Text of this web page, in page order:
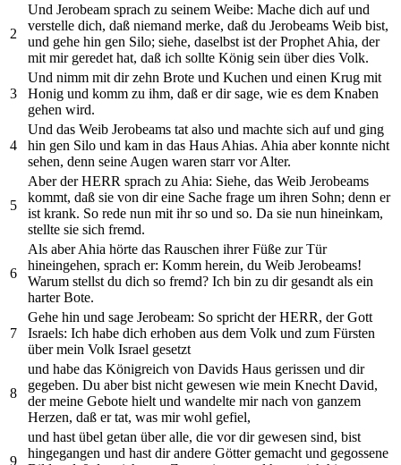
2
Und Jerobeam sprach zu seinem Weibe: Mache dich auf und
verstelle dich, daß niemand merke, daß du Jerobeams Weib bist,
und gehe hin gen Silo; siehe, daselbst ist der Prophet Ahia, der
mit mir geredet hat, daß ich sollte König sein über dies Volk.
3
Und nimm mit dir zehn Brote und Kuchen und einen Krug mit
Honig und komm zu ihm, daß er dir sage, wie es dem Knaben
gehen wird.
4
Und das Weib Jerobeams tat also und machte sich auf und ging
hin gen Silo und kam in das Haus Ahias. Ahia aber konnte nicht
sehen, denn seine Augen waren starr vor Alter.
5
Aber der HERR sprach zu Ahia: Siehe, das Weib Jerobeams
kommt, daß sie von dir eine Sache frage um ihren Sohn; denn er
ist krank. So rede nun mit ihr so und so. Da sie nun hineinkam,
stellte sie sich fremd.
6
Als aber Ahia hörte das Rauschen ihrer Füße zur Tür
hineingehen, sprach er: Komm herein, du Weib Jerobeams!
Warum stellst du dich so fremd? Ich bin zu dir gesandt als ein
harter Bote.
7
Gehe hin und sage Jerobeam: So spricht der HERR, der Gott
Israels: Ich habe dich erhoben aus dem Volk und zum Fürsten
über mein Volk Israel gesetzt
8
und habe das Königreich von Davids Haus gerissen und dir
gegeben. Du aber bist nicht gewesen wie mein Knecht David,
der meine Gebote hielt und wandelte mir nach von ganzem
Herzen, daß er tat, was mir wohl gefiel,
9
und hast übel getan über alle, die vor dir gewesen sind, bist
hingegangen und hast dir andere Götter gemacht und gegossene